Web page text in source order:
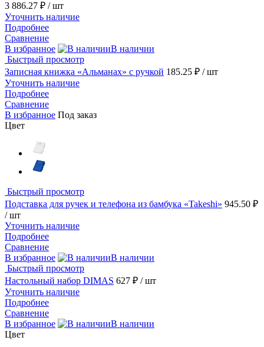
3 886.27 ₽ / шт
Уточнить наличие
Подробнее
Сравнение
В избранное
В наличии
Быстрый просмотр
Записная книжка «Альманах» с ручкой 185.25 ₽ / шт
Уточнить наличие
Подробнее
Сравнение
В избранное Под заказ
Цвет
Быстрый просмотр
Подставка для ручек и телефона из бамбука «Takeshi» 945.50 ₽
/ шт
Уточнить наличие
Подробнее
Сравнение
В избранное
В наличии
Быстрый просмотр
Настольный набор DIMAS 627 ₽ / шт
Уточнить наличие
Подробнее
Сравнение
В избранное
В наличии
Цвет